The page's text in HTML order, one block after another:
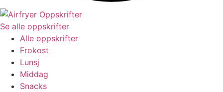
Se alle oppskrifter
Alle oppskrifter
Frokost
Lunsj
Middag
Snacks